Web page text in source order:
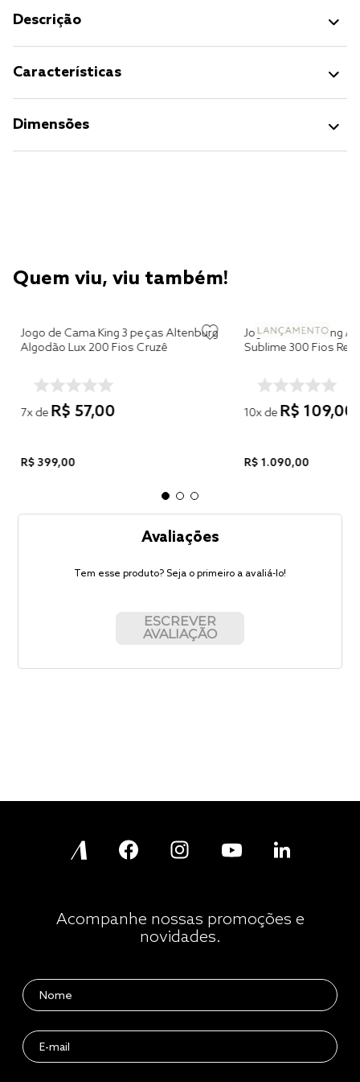
Descrição
Características
Dimensões
Quem viu, viu também!
Jogo de Cama King 3 peças Altenburg
Algodão Lux 200 Fios Cruzê
7x de R$ 57,00
R$ 399,00
Jogo de Cama King
Sublime 300 Fios
10x de R$ 109,00
R$ 1.090,00
Avaliações
Tem esse produto? Seja o primeiro a avaliá-lo!
ESCREVER
AVALIAÇÃO
Acompanhe nossas promoções e
novidades.